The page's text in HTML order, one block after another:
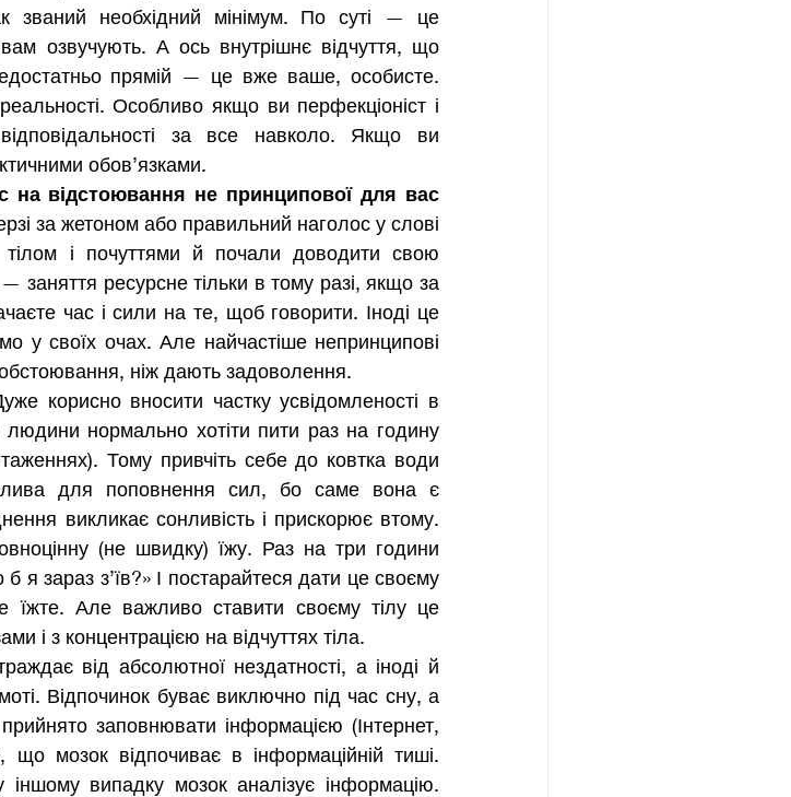
званий необхідний мінімум. По суті — це
озвучують. А ось внутрішнє відчуття, що
прямій — це вже ваше, особисте.
Особливо якщо ви перфекціоніст і
за все навколо. Якщо ви
обов’язками.
на відстоювання не принципової для вас
за жетоном або правильний наголос у слові
і почуттями й почали доводити свою
заняття ресурсне тільки в тому разі, якщо за
час і сили на те, щоб говорити. Іноді це
у своїх очах. Але найчастіше непринципові
ніж дають задоволення.
корисно вносити частку усвідомленості в
нормально хотіти пити раз на годину
Тому привчіть себе до ковтка води
для поповнення сил, бо саме вона є
викликає сонливість і прискорює втому.
(не швидку) їжу. Раз на три години
я зараз з’їв?» І постарайтеся дати це своєму
їжте. Але важливо ставити своєму тілу це
і з концентрацією на відчуттях тіла.
від абсолютної нездатності, а іноді й
Відпочинок буває виключно під час сну, а
заповнювати інформацією (Інтернет,
мозок відпочиває в інформаційній тиші.
іншому випадку мозок аналізує інформацію.